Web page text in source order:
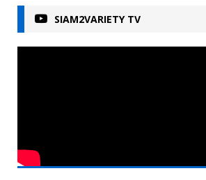
SIAM2VARIETY TV